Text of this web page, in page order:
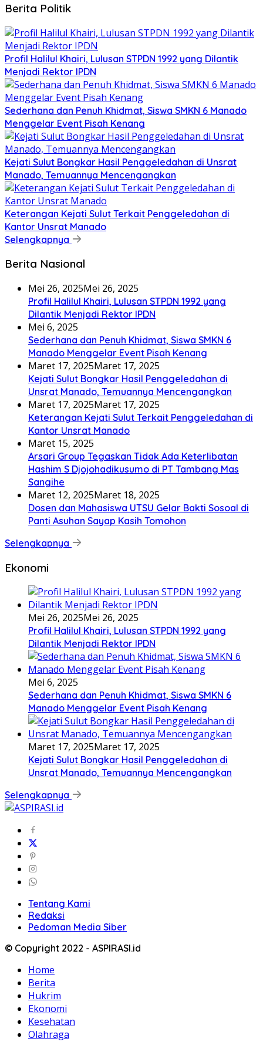
Berita Politik
Profil Halilul Khairi, Lulusan STPDN 1992 yang Dilantik
Menjadi Rektor IPDN
Sederhana dan Penuh Khidmat, Siswa SMKN 6 Manado
Menggelar Event Pisah Kenang
Kejati Sulut Bongkar Hasil Penggeledahan di Unsrat
Manado, Temuannya Mencengangkan
Keterangan Kejati Sulut Terkait Penggeledahan di
Kantor Unsrat Manado
Selengkapnya
Berita Nasional
Mei 26, 2025Mei 26, 2025
Profil Halilul Khairi, Lulusan STPDN 1992 yang
Dilantik Menjadi Rektor IPDN
Mei 6, 2025
Sederhana dan Penuh Khidmat, Siswa SMKN 6
Manado Menggelar Event Pisah Kenang
Maret 17, 2025Maret 17, 2025
Kejati Sulut Bongkar Hasil Penggeledahan di
Unsrat Manado, Temuannya Mencengangkan
Maret 17, 2025Maret 17, 2025
Keterangan Kejati Sulut Terkait Penggeledahan di
Kantor Unsrat Manado
Maret 15, 2025
Arsari Group Tegaskan Tidak Ada Keterlibatan
Hashim S Djojohadikusumo di PT Tambang Mas
Sangihe
Maret 12, 2025Maret 18, 2025
Dosen dan Mahasiswa UTSU Gelar Bakti Sosoal di
Panti Asuhan Sayap Kasih Tomohon
Selengkapnya
Ekonomi
Mei 26, 2025Mei 26, 2025
Profil Halilul Khairi, Lulusan STPDN 1992 yang
Dilantik Menjadi Rektor IPDN
Mei 6, 2025
Sederhana dan Penuh Khidmat, Siswa SMKN 6
Manado Menggelar Event Pisah Kenang
Maret 17, 2025Maret 17, 2025
Kejati Sulut Bongkar Hasil Penggeledahan di
Unsrat Manado, Temuannya Mencengangkan
Selengkapnya
Tentang Kami
Redaksi
Pedoman Media Siber
© Copyright 2022 - ASPIRASI.id
Home
Berita
Hukrim
Ekonomi
Kesehatan
Olahraga